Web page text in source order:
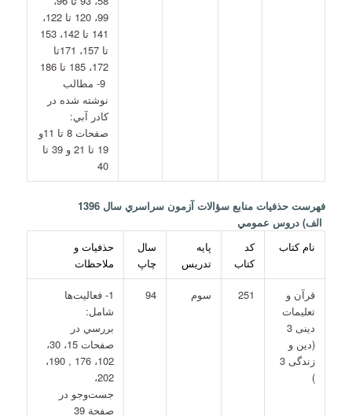
99، 120 تا 122،
141 تا 142، 153
تا 157، 171تا
172، 185 تا 186
9- مطالب
نوشته شده در
كادر آبي:
صفحات 8 تا 11و
19 تا 21 و 39 تا
40
فهرست حذفيات منابع سؤالات آزمون سراسري سال 1396
الف) دروس عمومي
نام كتاب
كد
كتاب
پايه
تدريس
سال
چاپ
حذفيات و
ملاحظات
قرآن و
تعليمات
دينی 3
(دين و
زندگی 3
)
251 سوم 94
1- فعاليت‌ها
شامل:
بررسي در
صفحات 15، 30،
102، 176 , 190،
202،
جست‌وجو در
صفحة 39